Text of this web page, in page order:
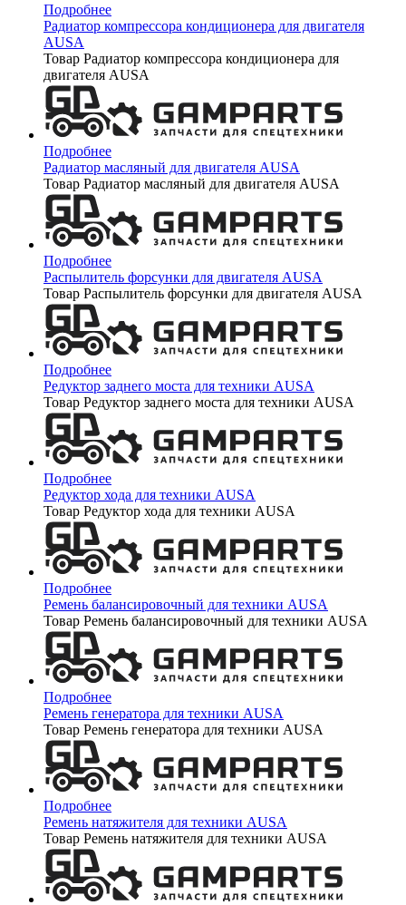
Подробнее
Радиатор компрессора кондиционера для двигателя
AUSA
Товар Радиатор компрессора кондиционера для
двигателя AUSA
Подробнее
Радиатор масляный для двигателя AUSA
Товар Радиатор масляный для двигателя AUSA
Подробнее
Распылитель форсунки для двигателя AUSA
Товар Распылитель форсунки для двигателя AUSA
Подробнее
Редуктор заднего моста для техники AUSA
Товар Редуктор заднего моста для техники AUSA
Подробнее
Редуктор хода для техники AUSA
Товар Редуктор хода для техники AUSA
Подробнее
Ремень балансировочный для техники AUSA
Товар Ремень балансировочный для техники AUSA
Подробнее
Ремень генератора для техники AUSA
Товар Ремень генератора для техники AUSA
Подробнее
Ремень натяжителя для техники AUSA
Товар Ремень натяжителя для техники AUSA